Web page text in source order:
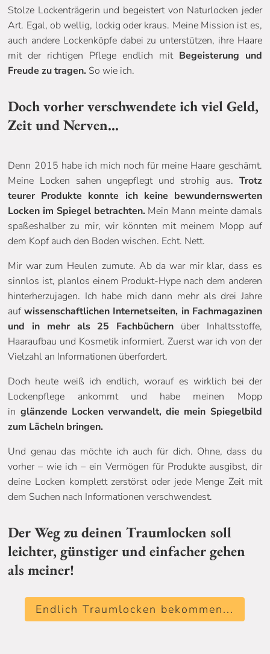
Stolze Lockenträgerin und begeistert von Naturlocken jeder
Art. Egal, ob wellig, lockig oder kraus. Meine Mission ist es,
auch andere Lockenköpfe dabei zu unterstützen, ihre Haare
mit der richtigen Pflege endlich mit Begeisterung und
Freude zu tragen. So wie ich.
Doch vorher verschwendete ich viel Geld,
Zeit und Nerven…
Denn 2015 habe ich mich noch für meine Haare geschämt.
Meine Locken sahen ungepflegt und strohig aus. Trotz
teurer Produkte konnte ich keine bewundernswerten
Locken im Spiegel betrachten. Mein Mann meinte damals
spaßeshalber zu mir, wir könnten mit meinem Mopp auf
dem Kopf auch den Boden wischen. Echt. Nett.
Mir war zum Heulen zumute. Ab da war mir klar, dass es
sinnlos ist, planlos einem Produkt-Hype nach dem anderen
hinterherzujagen. Ich habe mich dann mehr als drei Jahre
auf wissenschaftlichen Internetseiten, in Fachmagazinen
und in mehr als 25 Fachbüchern über Inhaltsstoffe,
Haaraufbau und Kosmetik informiert. Zuerst war ich von der
Vielzahl an Informationen überfordert.
Doch heute weiß ich endlich, worauf es wirklich bei der
Lockenpflege ankommt und habe meinen Mopp
in glänzende Locken verwandelt, die mein Spiegelbild
zum Lächeln bringen.
Und genau das möchte ich auch für dich. Ohne, dass du
vorher – wie ich – ein Vermögen für Produkte ausgibst, dir
deine Locken komplett zerstörst oder jede Menge Zeit mit
dem Suchen nach Informationen verschwendest.
Der Weg zu deinen Traumlocken soll
leichter, günstiger und einfacher gehen
als meiner!
Endlich Traumlocken bekommen...